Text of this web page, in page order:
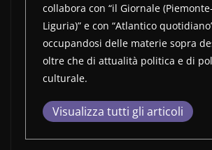
collabora con “il Giornale (Piemonte-
Liguria)” e con “Atlantico
occupandosi delle materie sopra
oltre che di attualità politica e di
culturale.
Visualizza tutti gli articoli